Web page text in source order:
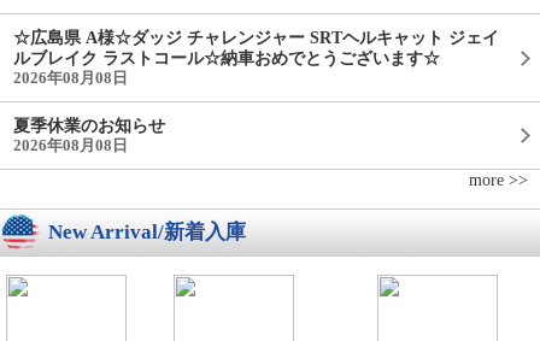
☆広島県 A様☆ダッジ チャレンジャー SRTヘルキャット ジェイ
ルブレイク ラストコール☆納車おめでとうございます☆
2026年08月08日
夏季休業のお知らせ
2026年08月08日
more >>
New Arrival/新着入庫